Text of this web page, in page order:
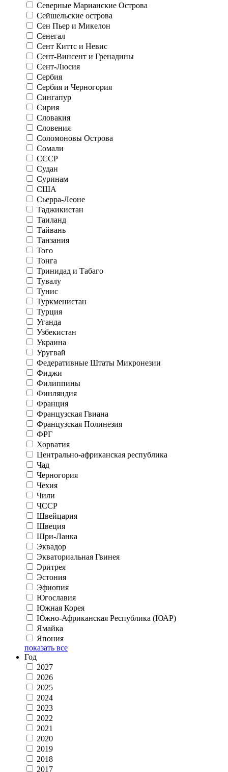
Северные Марианские Острова
Сейшельские острова
Сен Пьер и Микелон
Сенегал
Сент Киттс и Невис
Сент-Винсент и Гренадины
Сент-Люсия
Сербия
Сербия и Черногория
Сингапур
Сирия
Словакия
Словения
Соломоновы Острова
Сомали
СССР
Судан
Суринам
США
Сьерра-Леоне
Таджикистан
Таиланд
Тайвань
Танзания
Того
Тонга
Тринидад и Табаго
Тувалу
Тунис
Туркменистан
Турция
Уганда
Узбекистан
Украина
Уругвай
Федеративные Штаты Микронезии
Фиджи
Филиппины
Финляндия
Франция
Французская Гвиана
Французская Полинезия
ФРГ
Хорватия
Центрально-африканская республика
Чад
Черногория
Чехия
Чили
ЧССР
Швейцария
Швеция
Шри-Ланка
Эквадор
Экваториальная Гвинея
Эритрея
Эстония
Эфиопия
Югославия
Южная Корея
Южно-Африканская Республика (ЮАР)
Ямайка
Япония
показать все
Год
2027
2026
2025
2024
2023
2022
2021
2020
2019
2018
2017